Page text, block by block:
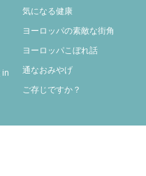
気になる健康
ヨーロッパの素敵な街角
ヨーロッパこぼれ話
通なおみやげ
ご存じですか？